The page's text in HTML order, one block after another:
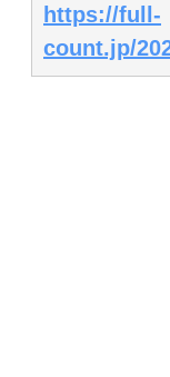
https://full-
count.jp/